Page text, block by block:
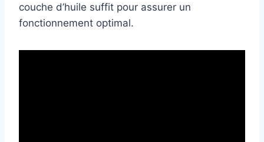
couche d’huile suffit pour assurer un
fonctionnement optimal.